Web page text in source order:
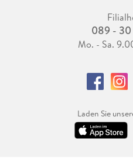
089 - 30
Mo. - Sa.
Laden Sie